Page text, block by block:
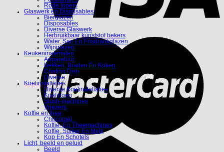
Rode lopers
Glaswerk en Disposables
Bierglazen
Disposables
Diverse Glaswerk
Herbruikbaar kunststof bekers
Water, Sap En Frisdrankglazen
Wijnglazen
Keukenmaterialen
Apparatuur
Bakken, Braden En Koken
Chafing Dish
Diverse
Koelinstallaties
Diverse Koelinstallaties
Koelingen
Slush-machines
Vriezers
Koffie en thee
Chocomel
Koffie- En Theemachines
Koffie, Suiker En Melk
Kop En Schotels
Licht, beeld en geluid
Beeld